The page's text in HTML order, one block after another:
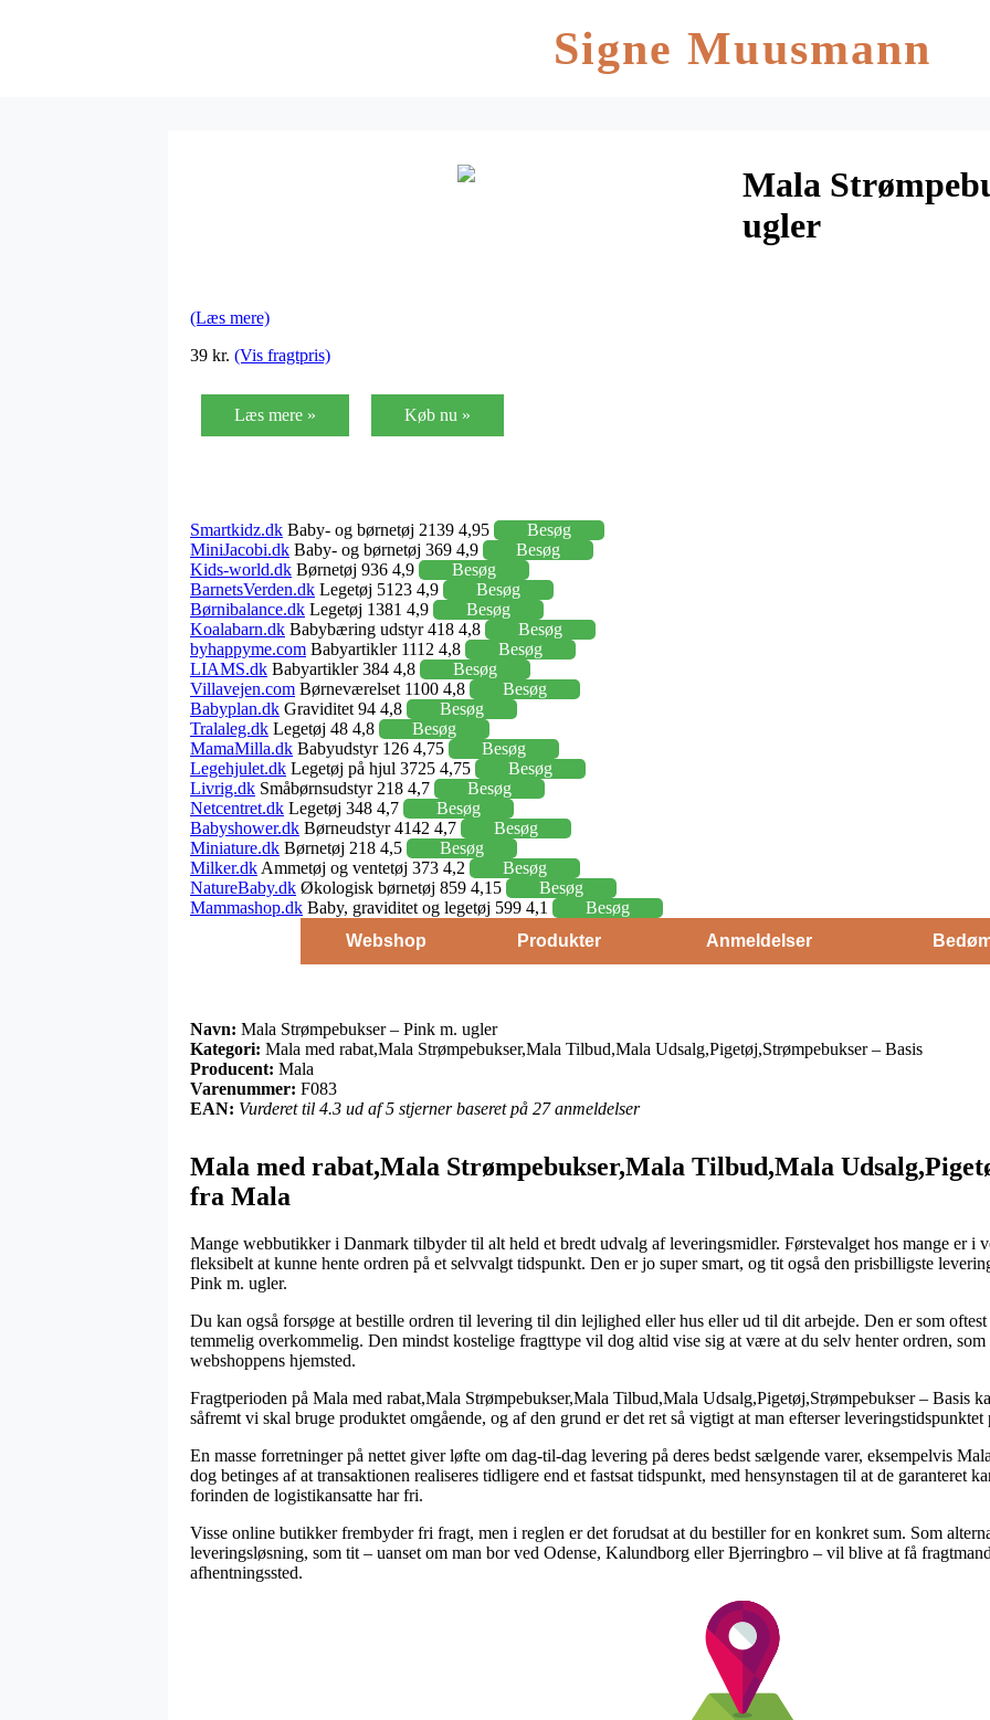
Signe Muusmann
Mala
ugler
(Læs mere)
39 kr. (Vis fragtpris)
Læs mere » Køb nu »
Smartkidz.dk Baby- og børnetøj 2139 4,95
Besøg
MiniJacobi.dk Baby- og børnetøj 369 4,9
Besøg
Kids-world.dk Børnetøj 936 4,9
Besøg
BarnetsVerden.dk Legetøj 5123 4,9
Besøg
Børnibalance.dk Legetøj 1381 4,9
Besøg
Koalabarn.dk Babybæring udstyr 418 4,8
Besøg
byhappyme.com Babyartikler 1112 4,8
Besøg
LIAMS.dk Babyartikler 384 4,8
Besøg
Villavejen.com Børneværelset 1100 4,8
Besøg
Babyplan.dk Graviditet 94 4,8
Besøg
Tralaleg.dk Legetøj 48 4,8
Besøg
MamaMilla.dk Babyudstyr 126 4,75
Besøg
Legehjulet.dk Legetøj på hjul 3725 4,75
Besøg
Livrig.dk Småbørnsudstyr 218 4,7
Besøg
Netcentret.dk Legetøj 348 4,7
Besøg
Babyshower.dk Børneudstyr 4142 4,7
Besøg
Miniature.dk Børnetøj 218 4,5
Besøg
Milker.dk Ammetøj og ventetøj 373 4,2
Besøg
NatureBaby.dk Økologisk børnetøj 859 4,15
Besøg
Mammashop.dk Baby, graviditet og legetøj 599 4,1
Besøg
Webshop
Produkter Anmeldelser
Navn: Mala Strømpebukser – Pink m. ugler
Kategori: Mala med rabat,Mala Strømpebukser,Mala Tilbud,Mala Udsalg,Pigetøj,Strømpebukser – Basis
Producent: Mala
Varenummer: F083
EAN: Vurderet til 4.3 ud af 5 stjerner baseret på 27 anmeldelser
Mala med rabat,Mala Strømpebukser,Mala Tilbud,Mala
fra Mala
Mange webbutikker i Danmark tilbyder til alt held et bredt udvalg af leveringsmidler. Førstevalget hos mange er i
fleksibelt at kunne hente ordren på et selvvalgt tidspunkt. Den er jo super smart, og tit også den prisbilligste
Pink m. ugler.
Du kan også forsøge at bestille ordren til levering til din lejlighed eller hus eller ud til dit arbejde. Den er som oftest
temmelig overkommelig. Den mindst kostelige fragttype vil dog altid vise sig at være at du selv henter ordren,
webshoppens hjemsted.
Fragtperioden på Mala med rabat,Mala Strømpebukser,Mala Tilbud,Mala Udsalg,Pigetøj,Strømpebukser –
såfremt vi skal bruge produktet omgående, og af den grund er det ret så vigtigt at man efterser leveringstidspunktet
En masse forretninger på nettet giver løfte om dag-til-dag levering på deres bedst sælgende varer, eksempelvis
dog betinges af at transaktionen realiseres tidligere end et fastsat tidspunkt, med hensynstagen til at de garanteret
forinden de logistikansatte har fri.
Visse online butikker frembyder fri fragt, men i reglen er det forudsat at du bestiller for en konkret sum. Som
leveringsløsning, som tit – uanset om man bor ved Odense, Kalundborg eller Bjerringbro – vil blive at få
afhentningssted.